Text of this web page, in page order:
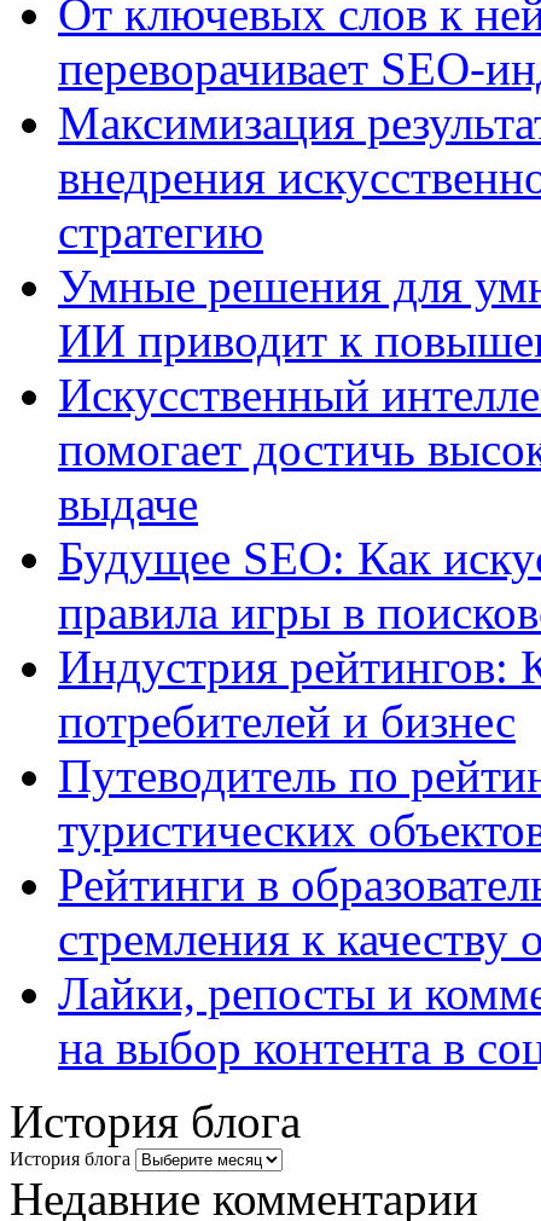
От ключевых слов к
переворачивает SEO-
Максимизация
внедрения
стратегию
Умные решения для
ИИ приводит к
Искусственный
помогает достичь
выдаче
Будущее SEO: Как
правила игры в
Индустрия рейтингов:
потребителей и бизнес
Путеводитель по
туристических
Рейтинги в
стремления к качеству
Лайки, репосты и
на выбор контента в
История блога
История блога
Недавние комментарии